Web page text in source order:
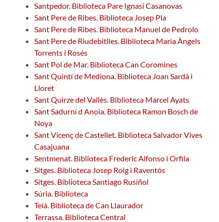
Santpedor. Biblioteca Pare Ignasi Casanovas
Sant Pere de Ribes. Biblioteca Josep Pla
Sant Pere de Ribes. Biblioteca Manuel de Pedrolo
Sant Pere de Riudebitlles. Biblioteca Maria Àngels
Torrents i Rosés
Sant Pol de Mar. Biblioteca Can Coromines
Sant Quintí de Mediona. Biblioteca Joan Sardà i
Lloret
Sant Quirze del Vallès. Biblioteca Marcel Ayats
Sant Sadurní d Anoia. Biblioteca Ramon Bosch de
Noya
Sant Vicenç de Castellet. Biblioteca Salvador Vives
Casajuana
Sentmenat. Biblioteca Frederic Alfonso i Orfila
Sitges. Biblioteca Josep Roig i Raventós
Sitges. Biblioteca Santiago Rusiñol
Súria. Biblioteca
Teià. Biblioteca de Can Llaurador
Terrassa. Biblioteca Central